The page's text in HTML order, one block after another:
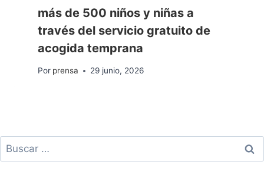
más de 500 niños y niñas a
través del servicio gratuito de
acogida temprana
Por prensa 29 junio, 2026
Buscar: